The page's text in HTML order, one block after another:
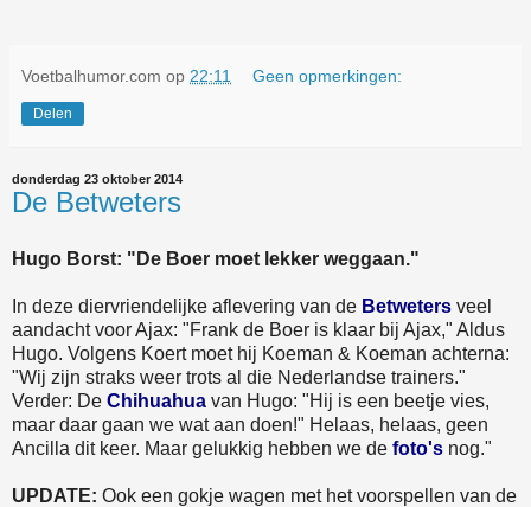
Voetbalhumor.com op 22:11 Geen opmerkingen:
Delen
donderdag 23 oktober 2014
De Betweters
Hugo Borst: "De Boer moet lekker weggaan."
In deze diervriendelijke aflevering van de Betweters veel
aandacht voor Ajax: "Frank de Boer is klaar bij Ajax," Aldus
Hugo. Volgens Koert moet hij Koeman & Koeman achterna:
"Wij zijn straks weer trots al die Nederlandse trainers."
Verder: De Chihuahua van Hugo: "Hij is een beetje vies,
maar daar gaan we wat aan doen!" Helaas, helaas, geen
Ancilla dit keer. Maar gelukkig hebben we de foto's nog."
UPDATE: Ook een gokje wagen met het voorspellen van de